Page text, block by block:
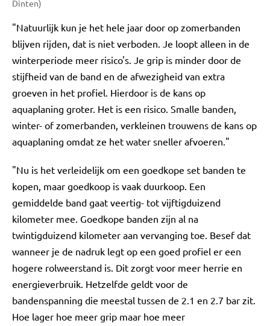
Dinten)
"Natuurlijk kun je het hele jaar door op zomerbanden
blijven rijden, dat is niet verboden. Je loopt alleen in de
winterperiode meer risico's. Je grip is minder door de
stijfheid van de band en de afwezigheid van extra
groeven in het profiel. Hierdoor is de kans op
aquaplaning groter. Het is een risico. Smalle banden,
winter- of zomerbanden, verkleinen trouwens de kans op
aquaplaning omdat ze het water sneller afvoeren."
"Nu is het verleidelijk om een goedkope set banden te
kopen, maar goedkoop is vaak duurkoop. Een
gemiddelde band gaat veertig- tot vijftigduizend
kilometer mee. Goedkope banden zijn al na
twintigduizend kilometer aan vervanging toe. Besef dat
wanneer je de nadruk legt op een goed profiel er een
hogere rolweerstand is. Dit zorgt voor meer herrie en
energieverbruik. Hetzelfde geldt voor de
bandenspanning die meestal tussen de 2.1 en 2.7 bar zit.
Hoe lager hoe meer grip maar hoe meer